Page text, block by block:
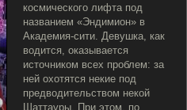
космического лифта под
названием «Эндимион» в
Академия-сити. Девушка, как
водится, оказывается
источником всех проблем: за
ней охотятся некие под
предводительством некой
Шаттауры. При этом, по